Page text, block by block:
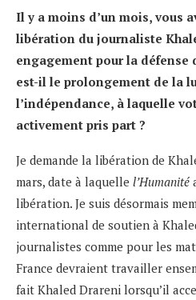
Il y a moins d’un mois, vous
libération du journaliste
engagement pour la défense
est-il le prolongement de la
l’indépendance, à laquelle
activement pris part ?
Je demande la libération de
mars, date à laquelle l’Humanité
libération. Je suis désormais
international de soutien à
journalistes comme pour les
France devraient travailler
fait Khaled Drareni lorsqu’il